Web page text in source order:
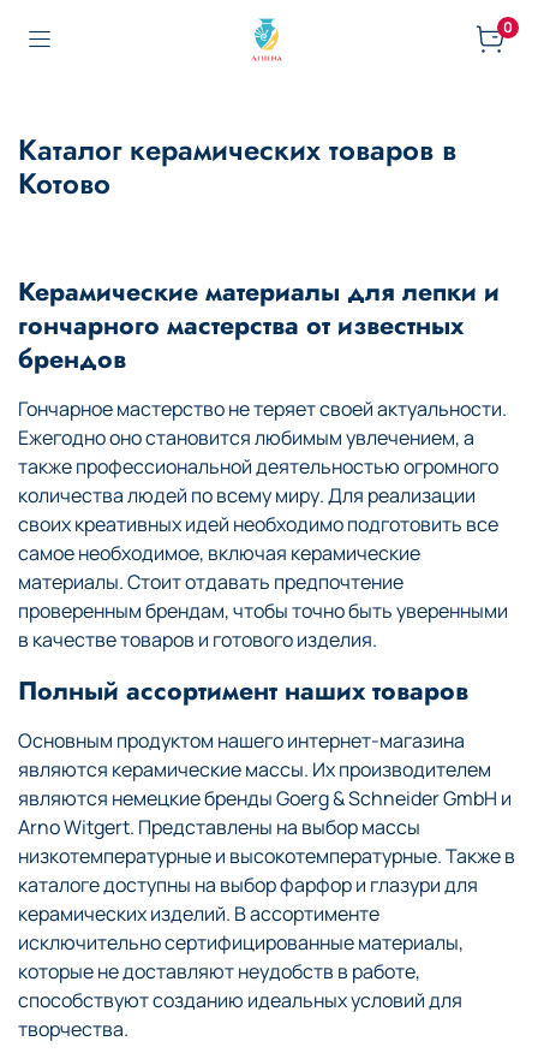
0
Каталог керамических товаров в
Котово
Керамические материалы для лепки и
гончарного мастерства от известных
брендов
Гончарное мастерство не теряет своей актуальности.
Ежегодно оно становится любимым увлечением, а
также профессиональной деятельностью огромного
количества людей по всему миру. Для реализации
своих креативных идей необходимо подготовить все
самое необходимое, включая керамические
материалы. Стоит отдавать предпочтение
проверенным брендам, чтобы точно быть уверенными
в качестве товаров и готового изделия.
Полный ассортимент наших товаров
Основным продуктом нашего интернет-магазина
являются керамические массы. Их производителем
являются немецкие бренды Goerg & Schneider GmbH и
Arno Witgert. Представлены на выбор массы
низкотемпературные и высокотемпературные. Также в
каталоге доступны на выбор фарфор и глазури для
керамических изделий. В ассортименте
исключительно сертифицированные материалы,
которые не доставляют неудобств в работе,
способствуют созданию идеальных условий для
творчества.